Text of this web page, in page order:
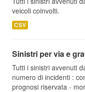
veicoli coinvolti.
CSV
Sinistri per via e
Tutti i sinistri avvenuti
numero di incidenti :
prognosi riservata -